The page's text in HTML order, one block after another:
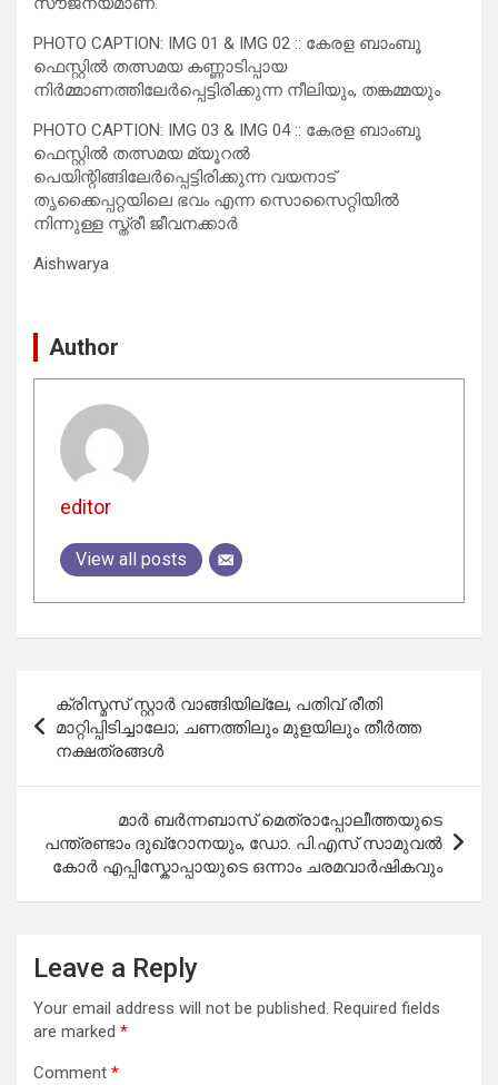
PHOTO CAPTION: IMG 01 & IMG 02 :: കേരള ബാംബൂ
ഫെസ്റ്റില്‍ തത്സമയ കണ്ണാടിപ്പായ
നിര്‍മ്മാണത്തിലേര്‍പ്പെട്ടിരിക്കുന്ന നീലിയും, തങ്കമ്മയും
PHOTO CAPTION: IMG 03 & IMG 04 :: കേരള ബാംബൂ
ഫെസ്റ്റില്‍ തത്സമയ മ്യൂറല്‍
പെയിന്റിങ്ങിലേര്‍പ്പെട്ടിരിക്കുന്ന വയനാട്
തൃക്കൈപ്പറ്റയിലെ ഭവം എന്ന സൊസൈറ്റിയില്‍
നിന്നുള്ള സ്ത്രീ ജീവനക്കാര്‍
Aishwarya
Author
editor
View all posts
navigation
ക്രിസ്മസ് സ്റ്റാര്‍ വാങ്ങിയില്ലേ, പതിവ് രീതി
മാറ്റിപ്പിടിച്ചാലോ; ചണത്തിലും മുളയിലും തീര്‍ത്ത
നക്ഷത്രങ്ങള്‍
മാർ ബർന്നബാസ് മെത്രാപ്പോലീത്തയുടെ
പന്ത്രണ്ടാം ദുഖ്റോനയും, ഡോ. പി.എസ് സാമുവൽ
കോർ എപ്പിസ്കോപ്പായുടെ ഒന്നാം ചരമവാർഷികവും
Leave a Reply
Your email address will not be published. Required fields
are marked *
Comment *